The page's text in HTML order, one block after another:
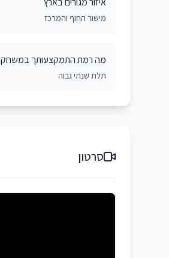
מישור החוף והמרכז
מה רמת התמקצעותך במשחק
תלת שנתי גבוה
סרטון